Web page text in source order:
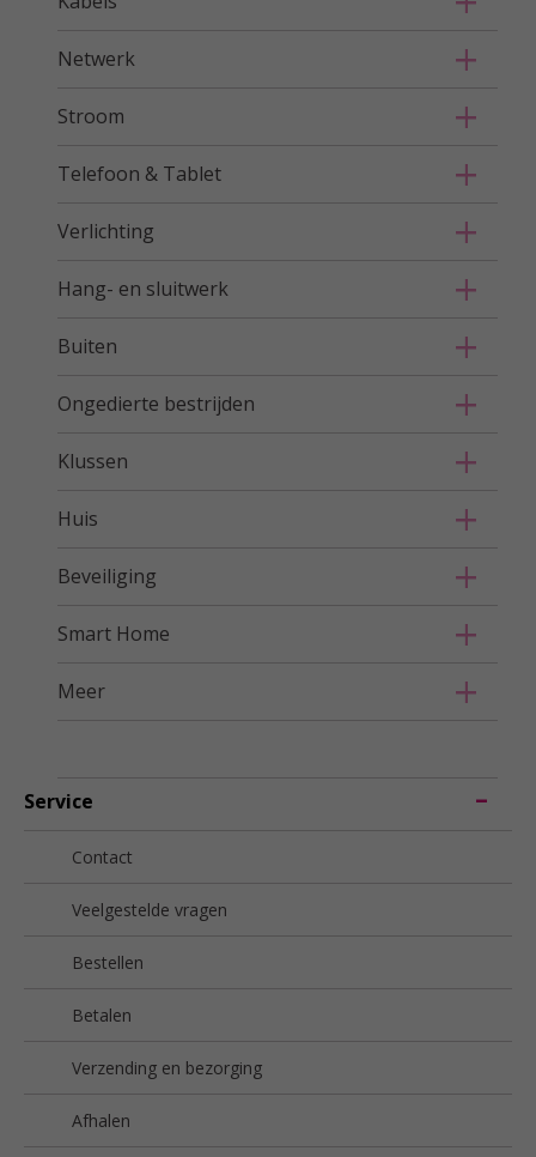
Netwerk
Stroom
Telefoon & Tablet
Verlichting
Hang- en sluitwerk
Buiten
Ongedierte bestrijden
Klussen
Huis
Beveiliging
Smart Home
Meer
Service
Contact
Veelgestelde vragen
Bestellen
Betalen
Verzending en bezorging
Afhalen